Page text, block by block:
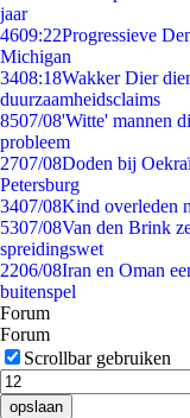
jaar
4609:22Progressieve
Michigan
3408:18Wakker Dier
duurzaamheidsclaims
8507/08'Witte' mannen
probleem
2707/08Doden bij
Petersburg
3407/08Kind overleden
5307/08Van den Brink
spreidingswet
2206/08Iran en Oman
buitenspel
Forum
Forum
Scrollbar gebruiken
opslaan